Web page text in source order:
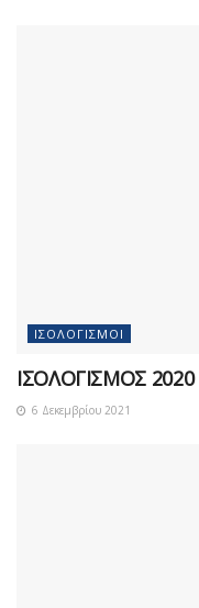
ΙΣΟΛΟΓΙΣΜΟΊ
ΙΣΟΛΟΓΙΣΜΟΣ 2020
6 Δεκεμβρίου 2021